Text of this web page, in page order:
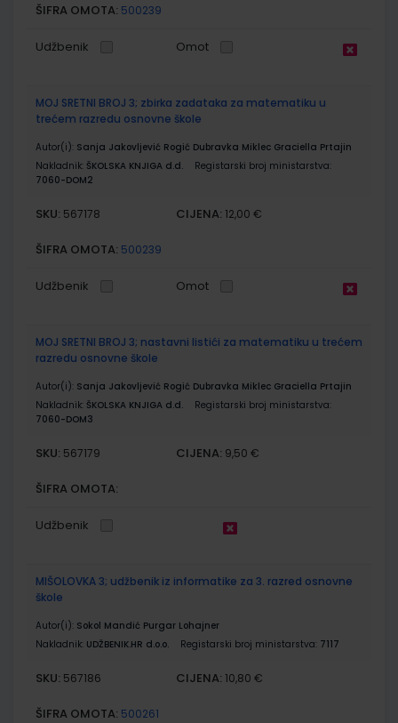
ŠIFRA OMOTA: 500239
Udžbenik Omot
MOJ SRETNI BROJ 3; zbirka zadataka za matematiku u
trećem razredu osnovne škole
Autor(i): Sanja Jakovljević Rogić Dubravka Miklec Graciella Prtajin
Nakladnik: ŠKOLSKA KNJIGA d.d.
Registarski broj ministarstva:
7060-DOM2
SKU: 567178 CIJENA: 12,00 €
ŠIFRA OMOTA: 500239
Udžbenik Omot
MOJ SRETNI BROJ 3; nastavni listići za matematiku u trećem
razredu osnovne škole
Autor(i): Sanja Jakovljević Rogić Dubravka Miklec Graciella Prtajin
Nakladnik: ŠKOLSKA KNJIGA d.d.
Registarski broj ministarstva:
7060-DOM3
SKU: 567179 CIJENA: 9,50 €
ŠIFRA OMOTA:
Udžbenik
MIŠOLOVKA 3; udžbenik iz informatike za 3. razred osnovne
škole
Autor(i): Sokol Mandić Purgar Lohajner
Nakladnik: UDŽBENIK.HR d.o.o. Registarski broj ministarstva: 7117
SKU: 567186 CIJENA: 10,80 €
ŠIFRA OMOTA: 500261